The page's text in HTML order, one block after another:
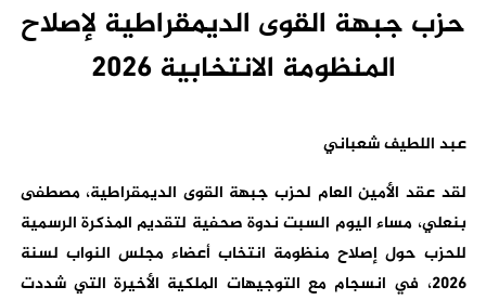
حزب جبهة القوى الديمقراطية لإصلاح
المنظومة الانتخابية 2026
عبد اللطيف شعباني
لقد عقد الأمين العام لحزب جبهة القوى الديمقراطية، مصطفى
بنعلي، مساء اليوم السبت ندوة صحفية لتقديم المذكرة الرسمية
للحزب حول إصلاح منظومة انتخاب أعضاء مجلس النواب لسنة
2026، في انسجام مع التوجيهات الملكية الأخيرة التي شددت